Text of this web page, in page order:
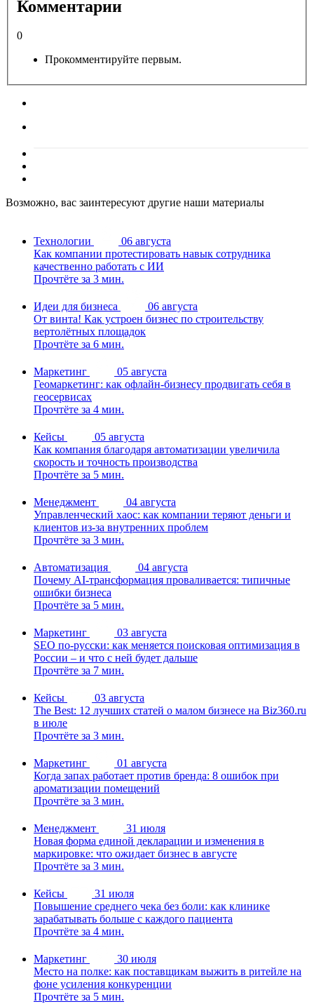
Комментарии
0
Прокомментируйте первым.
Возможно, вас заинтересуют другие наши материалы
Технологии
06 августа
Как компании протестировать навык сотрудника
качественно работать с ИИ
Прочтёте за 3 мин.
Идеи для бизнеса
06 августа
От винта! Как устроен бизнес по строительству
вертолётных площадок
Прочтёте за 6 мин.
Маркетинг
05 августа
Геомаркетинг: как офлайн-бизнесу продвигать себя в
геосервисах
Прочтёте за 4 мин.
Кейсы
05 августа
Как компания благодаря автоматизации увеличила
скорость и точность производства
Прочтёте за 5 мин.
Менеджмент
04 августа
Управленческий хаос: как компании теряют деньги и
клиентов из-за внутренних проблем
Прочтёте за 3 мин.
Автоматизация
04 августа
Почему AI-трансформация проваливается: типичные
ошибки бизнеса
Прочтёте за 5 мин.
Маркетинг
03 августа
SEO по-русски: как меняется поисковая оптимизация в
России – и что с ней будет дальше
Прочтёте за 7 мин.
Кейсы
03 августа
The Best: 12 лучших статей о малом бизнесе на Biz360.ru
в июле
Прочтёте за 3 мин.
Маркетинг
01 августа
Когда запах работает против бренда: 8 ошибок при
ароматизации помещений
Прочтёте за 3 мин.
Менеджмент
31 июля
Новая форма единой декларации и изменения в
маркировке: что ожидает бизнес в августе
Прочтёте за 3 мин.
Кейсы
31 июля
Повышение среднего чека без боли: как клинике
зарабатывать больше с каждого пациента
Прочтёте за 4 мин.
Маркетинг
30 июля
Место на полке: как поставщикам выжить в ритейле на
фоне усиления конкуренции
Прочтёте за 5 мин.